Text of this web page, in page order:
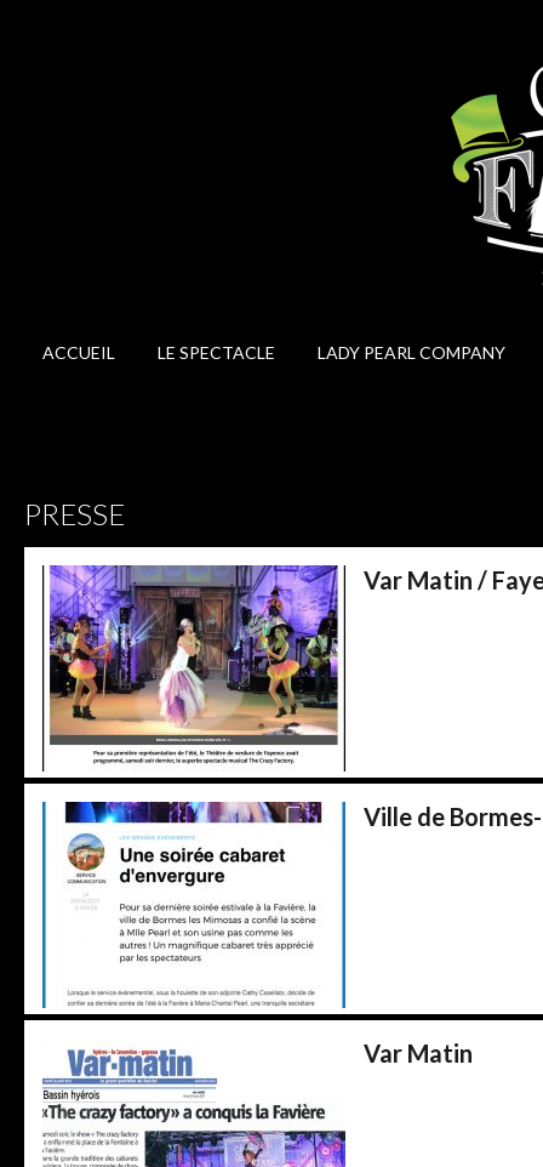
ACCUEIL LE SPECTACLE LADY PEARL COMPANY
PRESSE
Var Matin /
Ville de
Var Matin